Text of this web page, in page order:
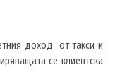
доход от такси и
се клиентска